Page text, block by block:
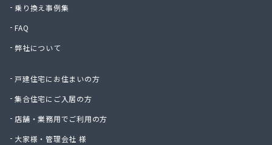
須田商事株式会社
星のや商店
聖火産業株式会社
西部燃料ガス株式会社
石井商店
石崎平八郎商店
乗り換え事例集
FAQ
弊社について
戸建住宅にお住まいの方
集合住宅にご入居の方
店舗・業務用でご利用の方
大家様・管理会社 様